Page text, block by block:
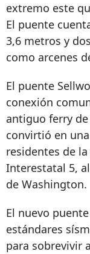
extremo este
El puente
3,6 metros y
como arcenes
El puente
conexión
antiguo ferry de
convirtió en
residentes de
Interestatal 5,
de Washington.
El nuevo
estándares
para sobrevivir